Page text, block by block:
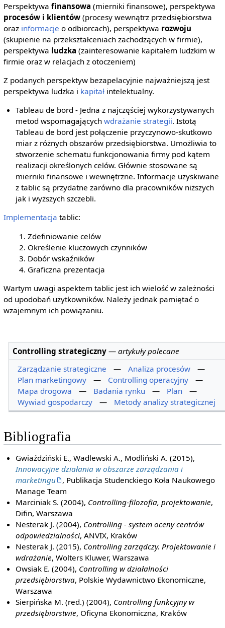
Perspektywa finansowa (mierniki finansowe), perspektywa
procesów i klientów(procesy wewnątrz przedsiębiorstwa
oraz informacje o odbiorcach), perspektywa rozwoju
(skupienie na przekształceniach zachodzących w firmie),
perspektywa ludzka (zainteresowanie kapitałem ludzkim w
firmie oraz w relacjach z otoczeniem)
Z podanych perspektyw bezapelacyjnie najważniejszą jest
perspektywa ludzka i kapitałintelektualny.
Tableau de bord - Jedna z najczęściej wykorzystywanych
metod wspomagającychwdrażanie strategii. Istotą
Tableau de bord jest połączenie przyczynowo-skutkowo
miar z różnych obszarów przedsiębiorstwa. Umożliwia to
stworzenie schematu funkcjonowania firmy pod kątem
realizacji określonych celów. Głównie stosowane są
mierniki finansowe i wewnętrzne. Informacje uzyskiwane
z tablic są przydatne zarówno dla pracowników niższych
jak i wyższych szczebli.
Implementacja tablic:
Zdefiniowanie celów
Określenie kluczowych czynników
Dobór wskaźników
Graficzna prezentacja
Wartym uwagi aspektem tablic jest ich wielość w zależności
od upodobań użytkowników. Należy jednak pamiętać o
wzajemnym ich powiązaniu.
Controlling strategiczny —artykuły polecane
Zarządzanie strategiczne
— Analiza procesów
—
Plan marketingowy
— Controlling operacyjny
—
Mapa drogowa
— Badania rynku — Plan
—
Wywiad gospodarczy
— Metody analizy strategicznej
Bibliografia
Gwiaździński E., Wadlewski A., Modliński A. (2015),
Innowacyjne działania w obszarze zarządzania i
marketingu
, Publikacja Studenckiego Koła Naukowego
Manage Team
Marciniak S. (2004), Controlling-filozofia, projektowanie,
Difin, Warszawa
Nesterak J. (2004), Controlling - system oceny centrów
odpowiedzialności, ANVIX, Kraków
Nesterak J. (2015), Controlling zarządczy. Projektowanie i
wdrażanie, Wolters Kluwer, Warszawa
Owsiak E. (2004), Controlling w działalności
przedsiębiorstwa, Polskie Wydawnictwo Ekonomiczne,
Warszawa
Sierpińska M. (red.) (2004), Controlling funkcyjny w
przedsiębiorstwie, Oficyna Ekonomiczna, Kraków